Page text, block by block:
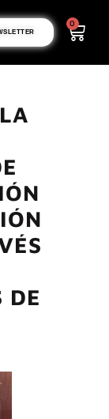
0
DE